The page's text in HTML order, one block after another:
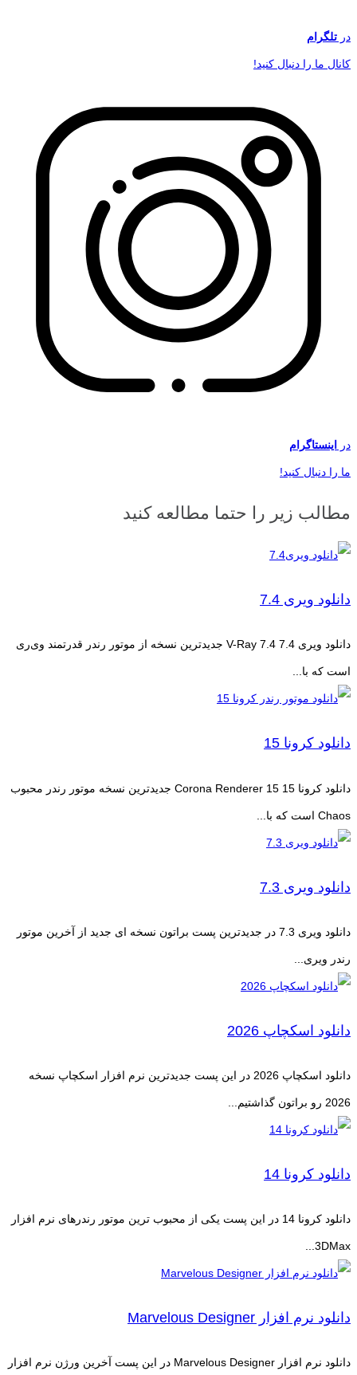
در تلگرام
کانال ما را دنبال کنید!
در اینستاگرام
ما را دنبال کنید!
مطالب زیر را حتما مطالعه کنید
دانلود ویری 7.4
دانلود ویری 7.4 V-Ray 7.4 جدیدترین نسخه از موتور رندر قدرتمند وی‌ری
است که با...
دانلود کرونا 15
دانلود کرونا 15 Corona Renderer 15 جدیدترین نسخه موتور رندر محبوب
Chaos است که با...
دانلود ویری 7.3
دانلود ویری 7.3 در جدیدترین پست براتون نسخه ای جدید از آخرین موتور
رندر ویری...
دانلود اسکچاپ 2026
دانلود اسکچاپ 2026 در این پست جدیدترین نرم افزار اسکچاپ نسخه
2026 رو براتون گذاشتیم...
دانلود کرونا 14
دانلود کرونا 14 در این پست یکی از محبوب ترین موتور رندرهای نرم افزار
3DMax...
دانلود نرم افزار Marvelous Designer
دانلود نرم افزار Marvelous Designer در این پست آخرین ورژن نرم افزار